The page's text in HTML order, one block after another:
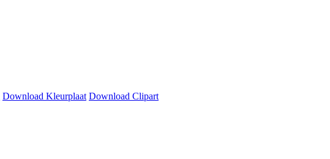
Download Kleurplaat Download Clipart